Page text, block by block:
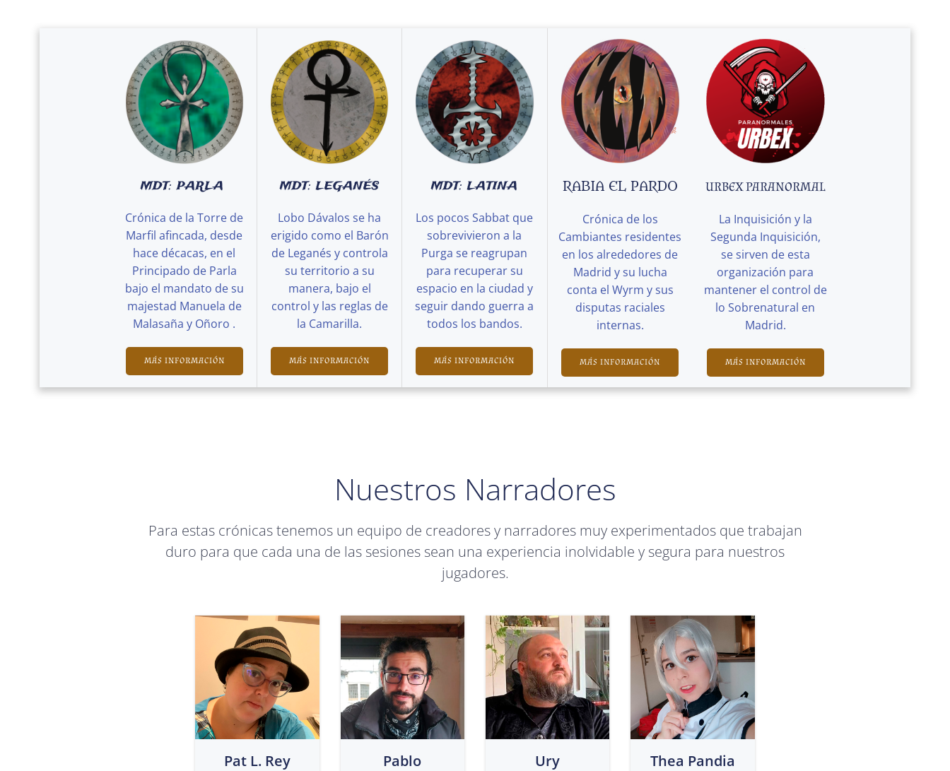
MDT: PARLA
Crónica de la Torre de
Marfil afincada, desde
hace décacas, en el
Principado de Parla
bajo el mandato de su
majestad Manuela de
Malasaña y Oñoro .
MÁS INFORMACIÓN
MDT: LEGANÉS
Lobo Dávalos se ha
erigido como el Barón
de Leganés y controla
su territorio a su
manera, bajo el
control y las reglas de
la Camarilla.
MÁS INFORMACIÓN
MDT: LATINA
Los pocos Sabbat que
sobrevivieron a la
Purga se reagrupan
para recuperar su
espacio en la ciudad y
seguir dando guerra a
todos los bandos.
MÁS INFORMACIÓN
RABIA EL PARDO
Crónica de los
Cambiantes residentes
en los alrededores de
Madrid y su lucha
conta el Wyrm y sus
disputas raciales
internas.
MÁS INFORMACIÓN
URBEX PARANORMAL
La Inquisición y la
Segunda Inquisición,
se sirven de esta
organización para
mantener el control de
lo Sobrenatural en
Madrid.
MÁS INFORMACIÓN
Nuestros Narradores
Para estas crónicas tenemos un equipo de creadores y narradores muy experimentados que trabajan
duro para que cada una de las sesiones sean una experiencia inolvidable y segura para nuestros
jugadores.
Pat L. Rey Pablo Ury Thea Pandia